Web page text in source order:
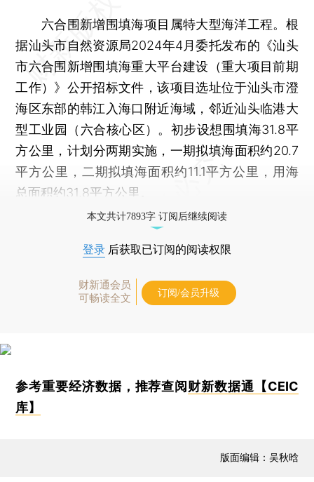
六合围新增围填海项目属特大型海洋工程。根
据汕头市自然资源局2024年4月委托发布的《汕头
市六合围新增围填海重大平台建设（重大项目前期
工作）》公开招标文件，该项目选址位于汕头市澄
海区东部的韩江入海口附近海域，邻近汕头临港大
型工业园（六合核心区）。初步设想围填海31.8平
方公里，计划分两期实施，一期拟填海面积约20.7
平方公里，二期拟填海面积约11.1平方公里，用海
总面积约31.8平方公里。
本文共计7893字 订阅后继续阅读
登录 后获取已订阅的阅读权限
财新通会员
可畅读全文
订阅/会员升级
参考重要经济数据，推荐查阅财新数据通【CEIC
库】
版面编辑：吴秋晗